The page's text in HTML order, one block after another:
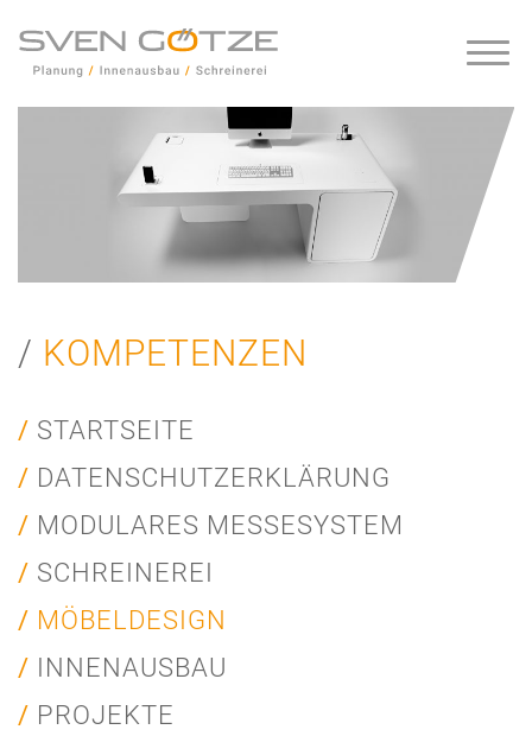
KOMPETENZEN
STARTSEITE
DATENSCHUTZERKLÄRUNG
MODULARES MESSESYSTEM
SCHREINEREI
MÖBELDESIGN
INNENAUSBAU
PROJEKTE